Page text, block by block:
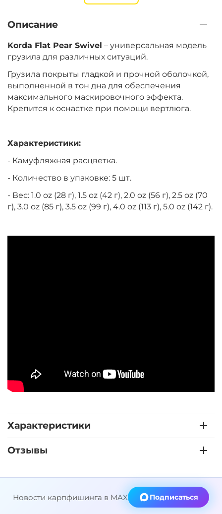
‍248‍ ₽
Вес грузила: 1.5 oz – 42 г
Вес грузила:
Описание
Korda Flat Pear Swivel – универсальная модель
грузила для различных ситуаций.
Грузила покрыты гладкой и прочной оболочкой,
выполненной в тон дна для обеспечения
максимального маскировочного эффекта.
Крепится к оснастке при помощи вертлюга.
Характеристики:
- Камуфляжная расцветка.
- Количество в упаковке: 5 шт.
- Вес: 1.0 oz (28 г), 1.5 oz (42 г), 2.0 oz (56 г), 2.5 oz (70
г), 3.0 oz (85 г), 3.5 oz (99 г), 4.0 oz (113 г), 5.0 oz (142 г).
Характеристики
Отзывы
Новости карпфишинга в MAX Подписаться